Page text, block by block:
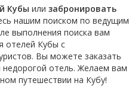
Кубы или забронировать
нашим поиском по ведущим
выполнения поиска вам
отелей Кубы с
Вы можете заказать
отель. Желаем вам
путешествии на Кубу!